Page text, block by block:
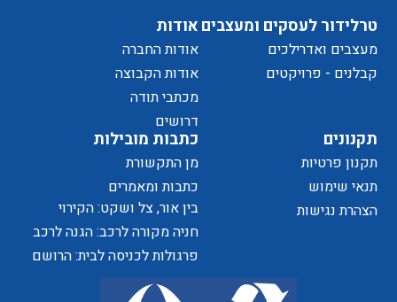
מדיניות
הפרטיותשלתקנונים
תקנון פרטיות
תנאי שימוש
הצהרת נגישות
כתבות מובילות
מן התקשורת
כתבות ומאמרים
בין אור, צל ושקט: הקירוי
כאלמנט מעצב בחוויית המרחב
חניה מקורה לרכב: הגנה לרכב
ושדרוג לבית
פרגולות לכניסה לבית: הרושם
אודות
אודות החברה
אודות הקבוצה
מכתבי תודה
דרושים
טרלידור לעסקים ומעצבים
מעצבים ואדרילכים
קבלנים - פרויקטים